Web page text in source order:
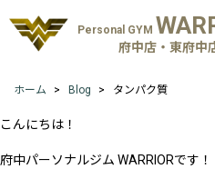
Personal GYM
府中店・東府中
ホーム Blog タンパク質
こんにちは！
府中パーソナルジム WARRIORです！